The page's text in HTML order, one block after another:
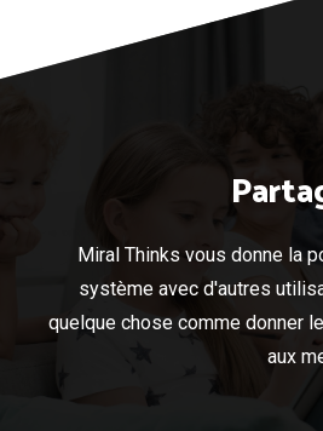
Miral Thinks vous donne la
système avec d'autres
quelque chose comme donner
aux